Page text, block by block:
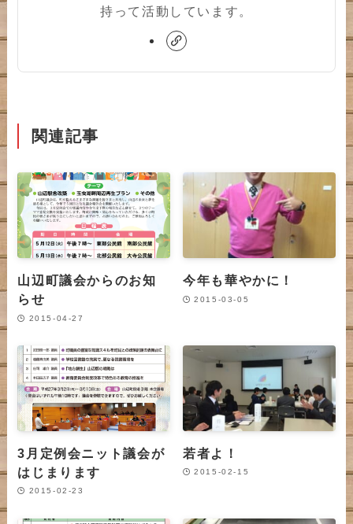
持って活動しています。
関連記事
山辺町議会からのお知
らせ
2015-04-27
今年も華やかに！
2015-03-05
3月定例会ニット議会が
はじまります
2015-02-23
若者よ！
2015-02-15